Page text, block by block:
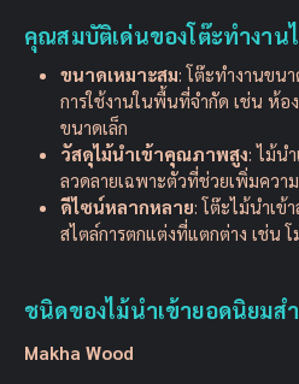
คุณสมบัติเด่นของโต๊ะทำงาน
ขนาดเหมาะสม: โต๊ะทำงานขน
การใช้งานในพื้นที่จำกัด เช่น ห้อ
ขนาดเล็ก
วัสดุไม้นำเข้าคุณภาพสูง: ไม้น
ลวดลายเฉพาะตัวที่ช่วยเพิ่มควา
ดีไซน์หลากหลาย: โต๊ะไม้นำเข้
สไตล์การตกแต่งที่แตกต่าง เช่น
ชนิดของไม้นำเข้ายอดนิยมส
Makha Wood